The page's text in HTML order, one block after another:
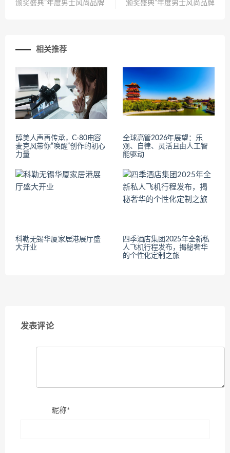
颁奖盛典”年度男士风尚品牌 颁奖盛典”年度男士风尚品牌
相关推荐
醇美人声再传承，C-80电容
麦克风带你“唤醒”创作的初心
力量
全球高管2026年展望：乐
观、自律、灵活且由人工智
能驱动
科勒无锡华厦家居港展厅盛
大开业
四季酒店集团2025年全新私
人飞机行程发布，揭秘奢华
的个性化定制之旅
发表评论
昵称*